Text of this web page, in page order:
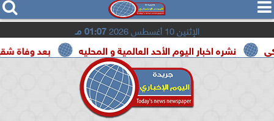
  
الإثنين 10 أغسطس 2026 01:07 مـ
بعد وفاة شقيقه اخبار اليوم الأحد العالمية و المحليه